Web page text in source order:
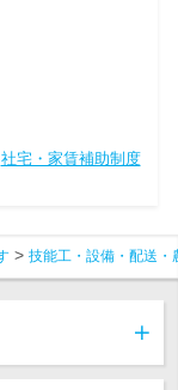
社宅・家賃補助制度
技能工・設備・配送・